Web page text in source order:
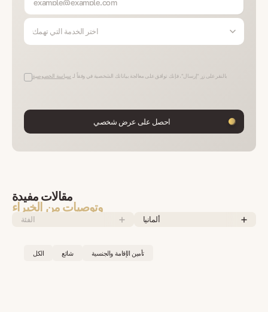
اختر الخدمة التي تهمك
بالنقر على زر "إرسال"، فإنك توافق على معالجة بياناتك الشخصية في وفقاً لـ سياسة الخصوصية
احصل على عرض شخصي
مقالات مفيدة
وتوصيات من الخبراء
الفئة ألمانيا
الكل شائع تأمين الإقامة والجنسية